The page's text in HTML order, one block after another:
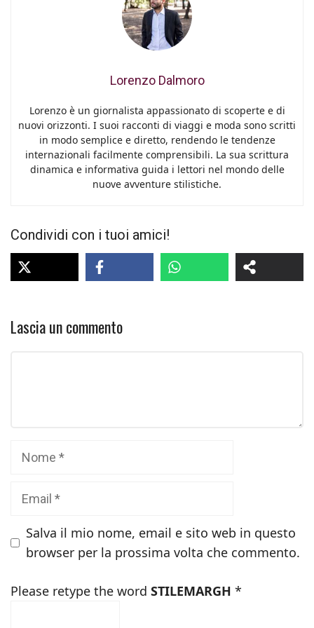
Lorenzo Dalmoro
Lorenzo è un giornalista appassionato di scoperte e di
nuovi orizzonti. I suoi racconti di viaggi e moda sono scritti
in modo semplice e diretto, rendendo le tendenze
internazionali facilmente comprensibili. La sua scrittura
dinamica e informativa guida i lettori nel mondo delle
nuove avventure stilistiche.
Condividi con i tuoi amici!
Lascia un commento
Salva il mio nome, email e sito web in questo
browser per la prossima volta che commento.
Please retype the word STILEMARGH *